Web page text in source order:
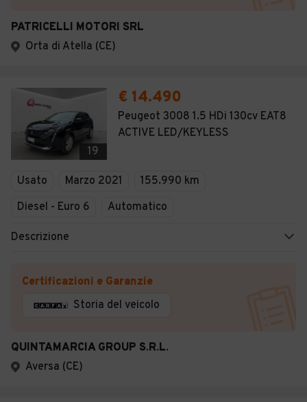
PATRICELLI MOTORI SRL
Orta di Atella (CE)
19
€ 14.490
Peugeot 3008 1.5 HDi 130cv EAT8
ACTIVE LED/KEYLESS
Usato Marzo 2021
155.990 km
Diesel - Euro 6
Automatico
Descrizione
Certificazioni e Garanzie
Storia del veicolo
QUINTAMARCIA GROUP S.R.L.
Aversa (CE)